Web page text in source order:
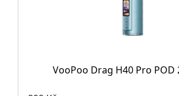
VooPoo Drag H40 Pro POD